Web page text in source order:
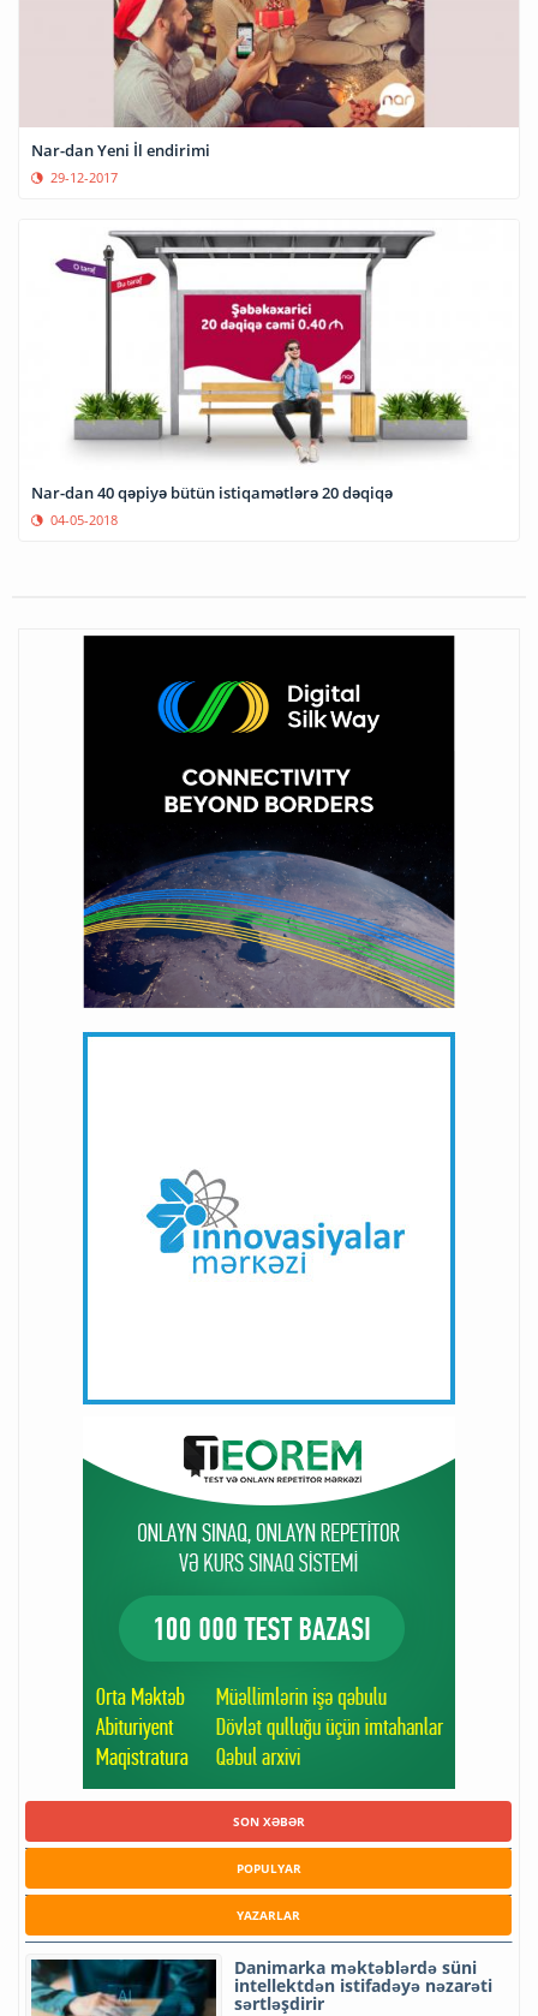
Nar-dan Yeni İl endirimi
29-12-2017
Nar-dan 40 qəpiyə bütün istiqamətlərə 20 dəqiqə
04-05-2018
SON XƏBƏR
POPULYAR
YAZARLAR
Danimarka məktəblərdə süni
intellektdən istifadəyə nəzarəti
sərtləşdirir